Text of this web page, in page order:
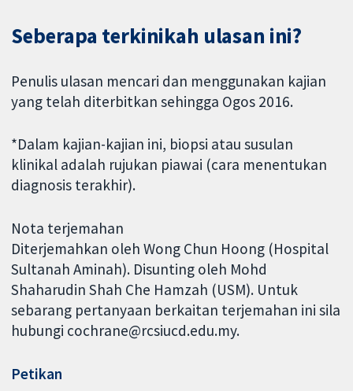
Seberapa terkinikah ulasan ini?
Penulis ulasan mencari dan menggunakan kajian
yang telah diterbitkan sehingga Ogos 2016.
*Dalam kajian-kajian ini, biopsi atau susulan
klinikal adalah rujukan piawai (cara menentukan
diagnosis terakhir).
Nota terjemahan
Diterjemahkan oleh Wong Chun Hoong (Hospital
Sultanah Aminah). Disunting oleh Mohd
Shaharudin Shah Che Hamzah (USM). Untuk
sebarang pertanyaan berkaitan terjemahan ini sila
hubungi cochrane@rcsiucd.edu.my.
Petikan